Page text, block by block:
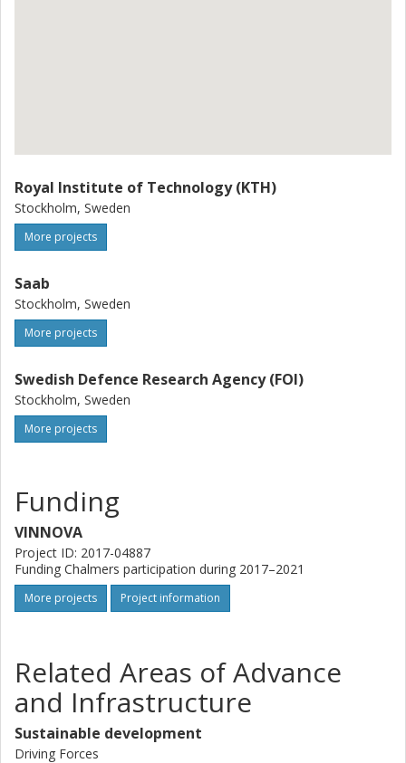
Royal Institute of Technology (KTH)
Stockholm, Sweden
More projects
Saab
Stockholm, Sweden
More projects
Swedish Defence Research Agency (FOI)
Stockholm, Sweden
More projects
Funding
VINNOVA
Project ID: 2017-04887
Funding Chalmers participation during 2017–2021
More projects Project information
Related Areas of Advance
and Infrastructure
Sustainable development
Driving Forces